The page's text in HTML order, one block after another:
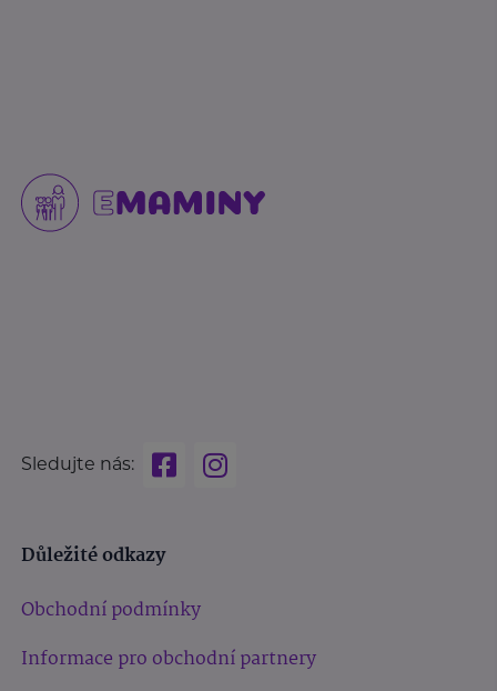
Sledujte nás:
Důležité odkazy
Obchodní podmínky
Informace pro obchodní partnery